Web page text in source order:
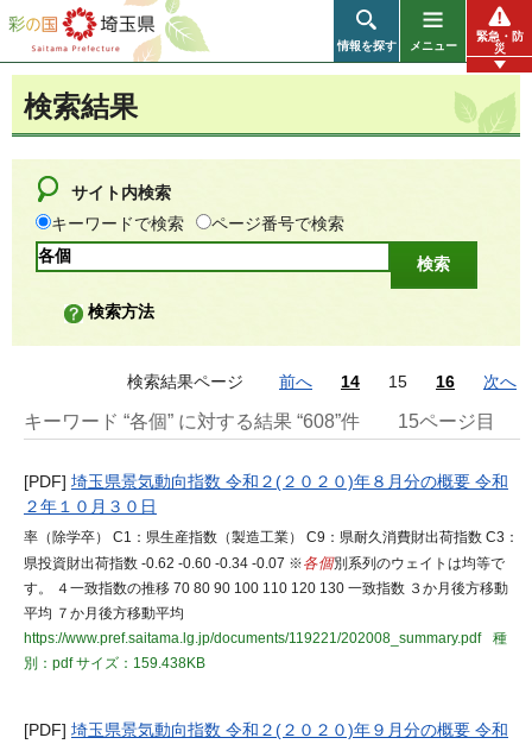
彩の国 埼玉県
情報を探す メニュー
緊急・防
災
検索結果
サイト内検索
キーワードで検索
ページ番号で検索
検索方法
検索結果ページ 前へ 14 15 16 次へ
キーワード “各個” に対する結果 “608”件 15ページ目
[PDF] 埼玉県景気動向指数 令和２(２０２０)年８月分の概要 令和
２年１０月３０日
率（除学卒） C1：県生産指数（製造工業） C9：県耐久消費財出荷指数 C3：
県投資財出荷指数 -0.62 -0.60 -0.34 -0.07 ※各個別系列のウェイトは均等で
す。 ４一致指数の推移 70 80 90 100 110 120 130 一致指数 ３か月後方移動
平均 ７か月後方移動平均
https://www.pref.saitama.lg.jp/documents/119221/202008_summary.pdf
種
別：pdfサイズ：159.438KB
[PDF] 埼玉県景気動向指数 令和２(２０２０)年９月分の概要 令和